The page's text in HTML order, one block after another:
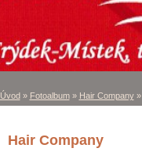
Úvod» Fotoalbum» Hair Company»
Hair Company